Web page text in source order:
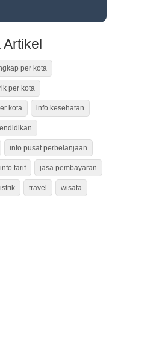
Artikel
per kota
per kota
kota info kesehatan
info pusat perbelanjaan
info tarif jasa pembayaran
listrik travel wisata